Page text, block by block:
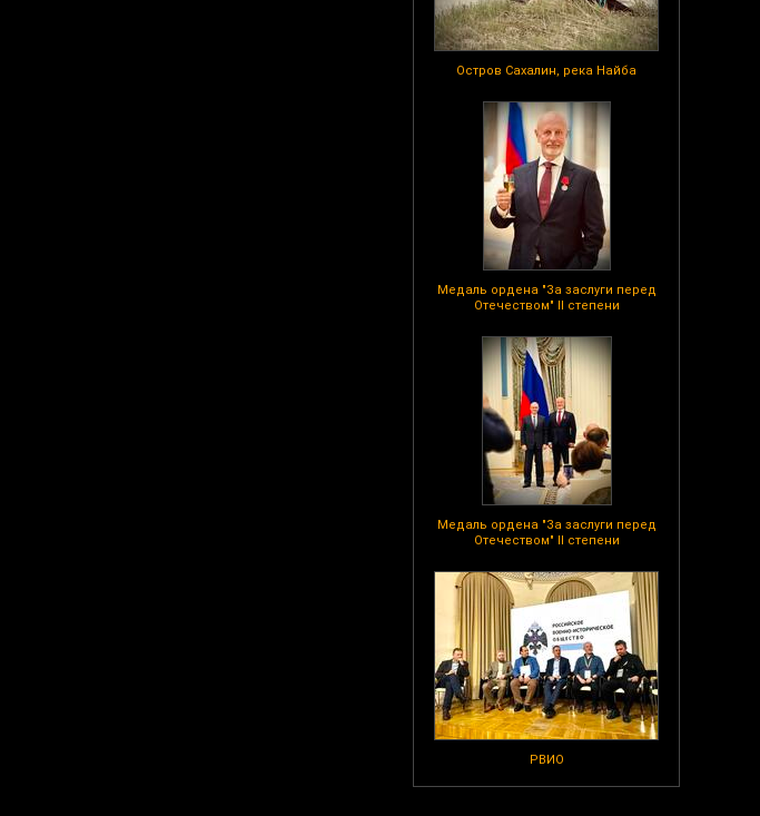
Остров Сахалин, река Найба
Медаль ордена "За заслуги перед
Отечеством" II степени
Медаль ордена "За заслуги перед
Отечеством" II степени
РВИО